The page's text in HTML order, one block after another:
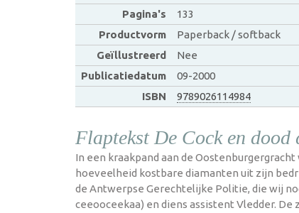
Pagina's
133
Productvorm
Paperback / softback
Geïllustreerd
Nee
Publicatiedatum
09-2000
ISBN
9789026114984
Flaptekst De Cock en
In een kraakpand aan de
hoeveelheid kostbare diamanten uit zijn
de Antwerpse Gerechtelijke Politie, die wij
ceeooceekaa) en diens assistent Vledder.